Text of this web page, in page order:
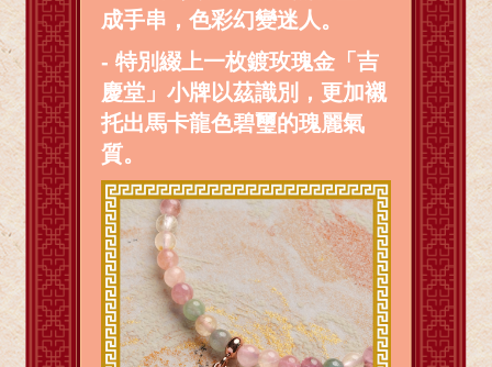
成手串，色彩幻變迷人。
- 特別綴上一枚鍍玫瑰金「吉
慶堂」小牌以茲識別，更加襯
托出馬卡龍色碧璽的瑰麗氣
質。